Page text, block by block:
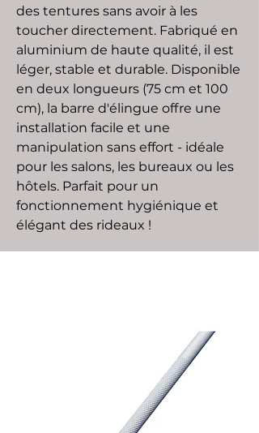
des tentures sans avoir à les
toucher directement. Fabriqué en
aluminium de haute qualité, il est
léger, stable et durable. Disponible
en deux longueurs (75 cm et 100
cm), la barre d'élingue offre une
installation facile et une
manipulation sans effort - idéale
pour les salons, les bureaux ou les
hôtels. Parfait pour un
fonctionnement hygiénique et
élégant des rideaux !